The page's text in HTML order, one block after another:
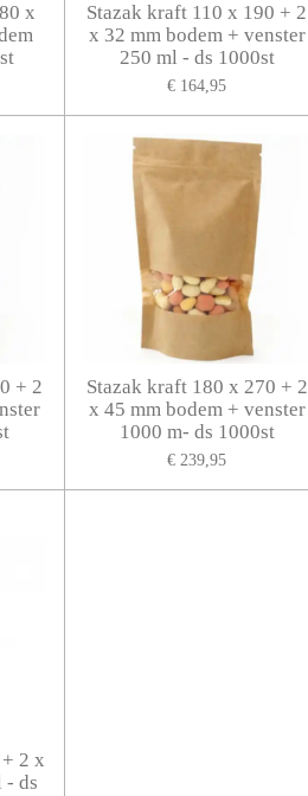
x
Stazak kraft 110 x 190 + 2
x 32 mm bodem + venster
250 ml - ds 1000st
€ 164,95
+ 2
Stazak kraft 180 x 270 + 2
x 45 mm bodem + venster
1000 m- ds 1000st
€ 239,95
2 x
- ds